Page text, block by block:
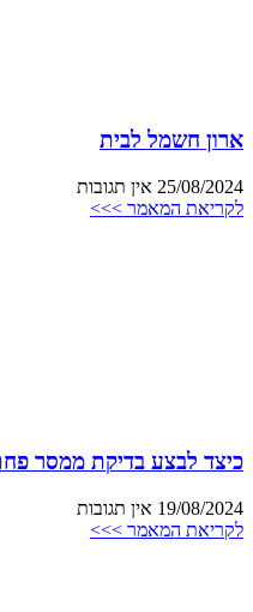
ארון חשמל לבית
25/08/2024 אין תגובות
לקריאת המאמר >>>
כיצד לבצע בדיקת ממסר
19/08/2024 אין תגובות
לקריאת המאמר >>>